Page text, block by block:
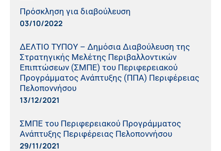
Πρόσκληση για διαβούλευση
03/10/2022
ΔΕΛΤΙΟ ΤΥΠΟΥ – Δημόσια Διαβούλευση της
Στρατηγικής Μελέτης Περιβαλλοντικών
Επιπτώσεων (ΣΜΠΕ) του Περιφερειακού
Προγράμματος Ανάπτυξης (ΠΠΑ) Περιφέρειας
Πελοποννήσου
13/12/2021
ΣΜΠΕ του Περιφερειακού Προγράμματος
Ανάπτυξης Περιφέρειας Πελοποννήσου
29/11/2021